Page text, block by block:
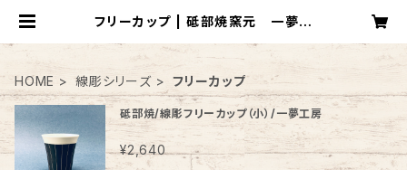
フリーカップ | 砥部焼窯元 一夢工
HOME 線彫シリーズ フリーカップ
砥部焼/線彫フリーカップ（小）/一夢工房
¥2,640